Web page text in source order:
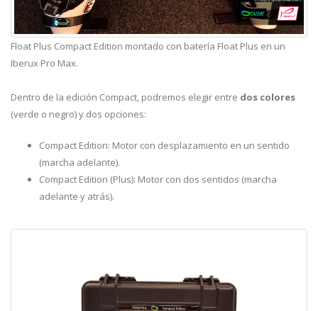
Float Plus Compact Edition montado con batería Float Plus en un
Iberux Pro Max.
Dentro de la edición Compact, podremos elegir entre dos colores
(verde o negro) y dos opciones:
Compact Edition: Motor con desplazamiento en un sentido
(marcha adelante).
Compact Edition (Plus): Motor con dos sentidos (marcha
adelante y atrás).